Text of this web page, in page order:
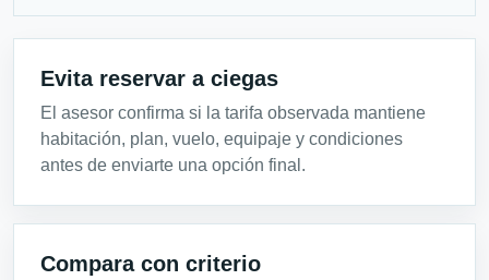
Evita reservar a ciegas
El asesor confirma si la tarifa observada mantiene
habitación, plan, vuelo, equipaje y condiciones
antes de enviarte una opción final.
Compara con criterio